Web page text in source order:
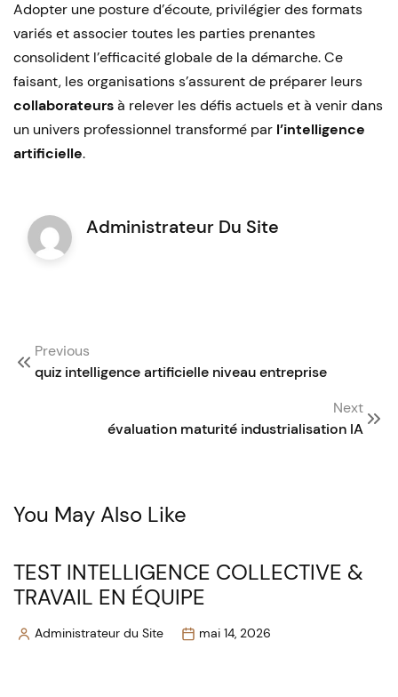
Adopter une posture d’écoute, privilégier des formats
variés et associer toutes les parties prenantes
consolident l’efficacité globale de la démarche. Ce
faisant, les organisations s’assurent de préparer leurs
collaborateursà relever les défis actuels et à venir dans
un univers professionnel transformé par l’intelligence
artificielle.
Administrateur Du Site
Post
navigation
quiz intelligence artificielle niveau entreprise
Previous
évaluation maturité industrialisation IA
Next
You May Also Like
TEST INTELLIGENCE COLLECTIVE &
TRAVAIL EN ÉQUIPE
PostedAdministrateur du Site mai 14, 2026